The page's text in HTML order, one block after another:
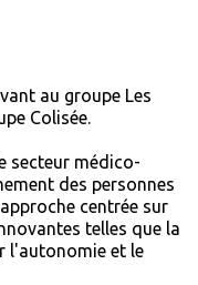
au groupe Les
Colisée.
secteur médico-
des personnes
centrée sur
telles que la
l'autonomie et le